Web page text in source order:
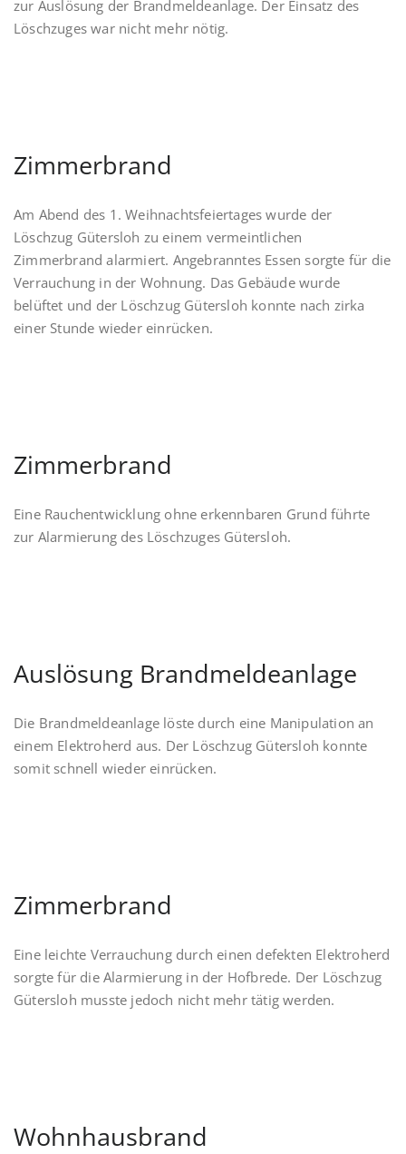
zur Auslösung der Brandmeldeanlage. Der Einsatz des
Löschzuges war nicht mehr nötig.
Zimmerbrand
Am Abend des 1. Weihnachtsfeiertages wurde der
Löschzug Gütersloh zu einem vermeintlichen
Zimmerbrand alarmiert. Angebranntes Essen sorgte für die
Verrauchung in der Wohnung. Das Gebäude wurde
belüftet und der Löschzug Gütersloh konnte nach zirka
einer Stunde wieder einrücken.
Zimmerbrand
Eine Rauchentwicklung ohne erkennbaren Grund führte
zur Alarmierung des Löschzuges Gütersloh.
Auslösung Brandmeldeanlage
Die Brandmeldeanlage löste durch eine Manipulation an
einem Elektroherd aus. Der Löschzug Gütersloh konnte
somit schnell wieder einrücken.
Zimmerbrand
Eine leichte Verrauchung durch einen defekten Elektroherd
sorgte für die Alarmierung in der Hofbrede. Der Löschzug
Gütersloh musste jedoch nicht mehr tätig werden.
Wohnhausbrand